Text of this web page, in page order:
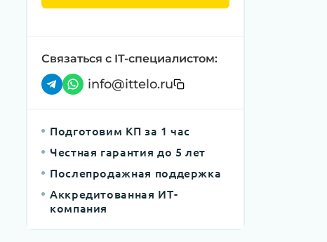
Связаться с IT-специалистом:
info@ittelo.ru
Подготовим КП за 1 час
Честная гарантия до 5 лет
Послепродажная поддержка
Аккредитованная ИТ-
компания